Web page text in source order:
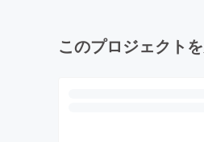
このプロジェクト